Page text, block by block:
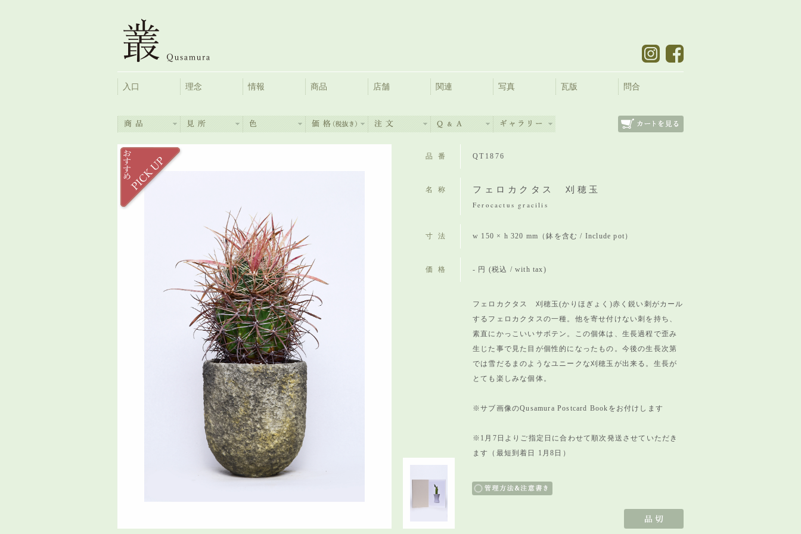
入口 理念 情報 商品 店舗 関連 写真 瓦版 問合
品番 QT1876
名称 フェロカクタス 刈穂玉
Ferocactus gracilis
寸法 w 150 × h 320 mm（鉢を含む / Include pot）
価格 - 円 (税込 / with tax)
フェロカクタス 刈穂玉(かりほぎょく)赤く鋭い刺がカール
するフェロカクタスの一種。他を寄せ付けない刺を持ち、
素直にかっこいいサボテン。この個体は、生長過程で歪み
生じた事で見た目が個性的になったもの。今後の生長次第
では雪だるまのようなユニークな刈穂玉が出来る。生長が
とても楽しみな個体。
※サブ画像のQusamura Postcard Bookをお付けします
※1月7日よりご指定日に合わせて順次発送させていただき
ます（最短到着日 1月8日）